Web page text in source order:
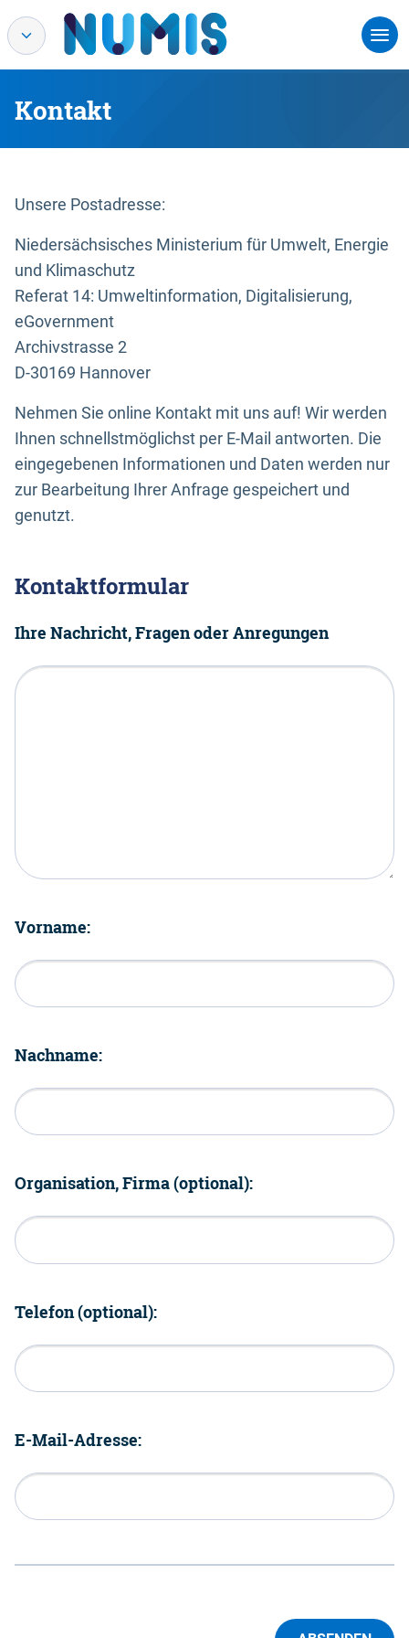
Kontakt
Unsere Postadresse:
Niedersächsisches Ministerium für Umwelt, Energie
und Klimaschutz
Referat 14: Umweltinformation, Digitalisierung,
eGovernment
Archivstrasse 2
D-30169 Hannover
Nehmen Sie online Kontakt mit uns auf! Wir werden
Ihnen schnellstmöglichst per E-Mail antworten. Die
eingegebenen Informationen und Daten werden nur
zur Bearbeitung Ihrer Anfrage gespeichert und
genutzt.
Kontaktformular
Ihre Nachricht, Fragen oder Anregungen
Vorname:
Nachname:
Organisation, Firma (optional):
Telefon (optional):
E-Mail-Adresse: